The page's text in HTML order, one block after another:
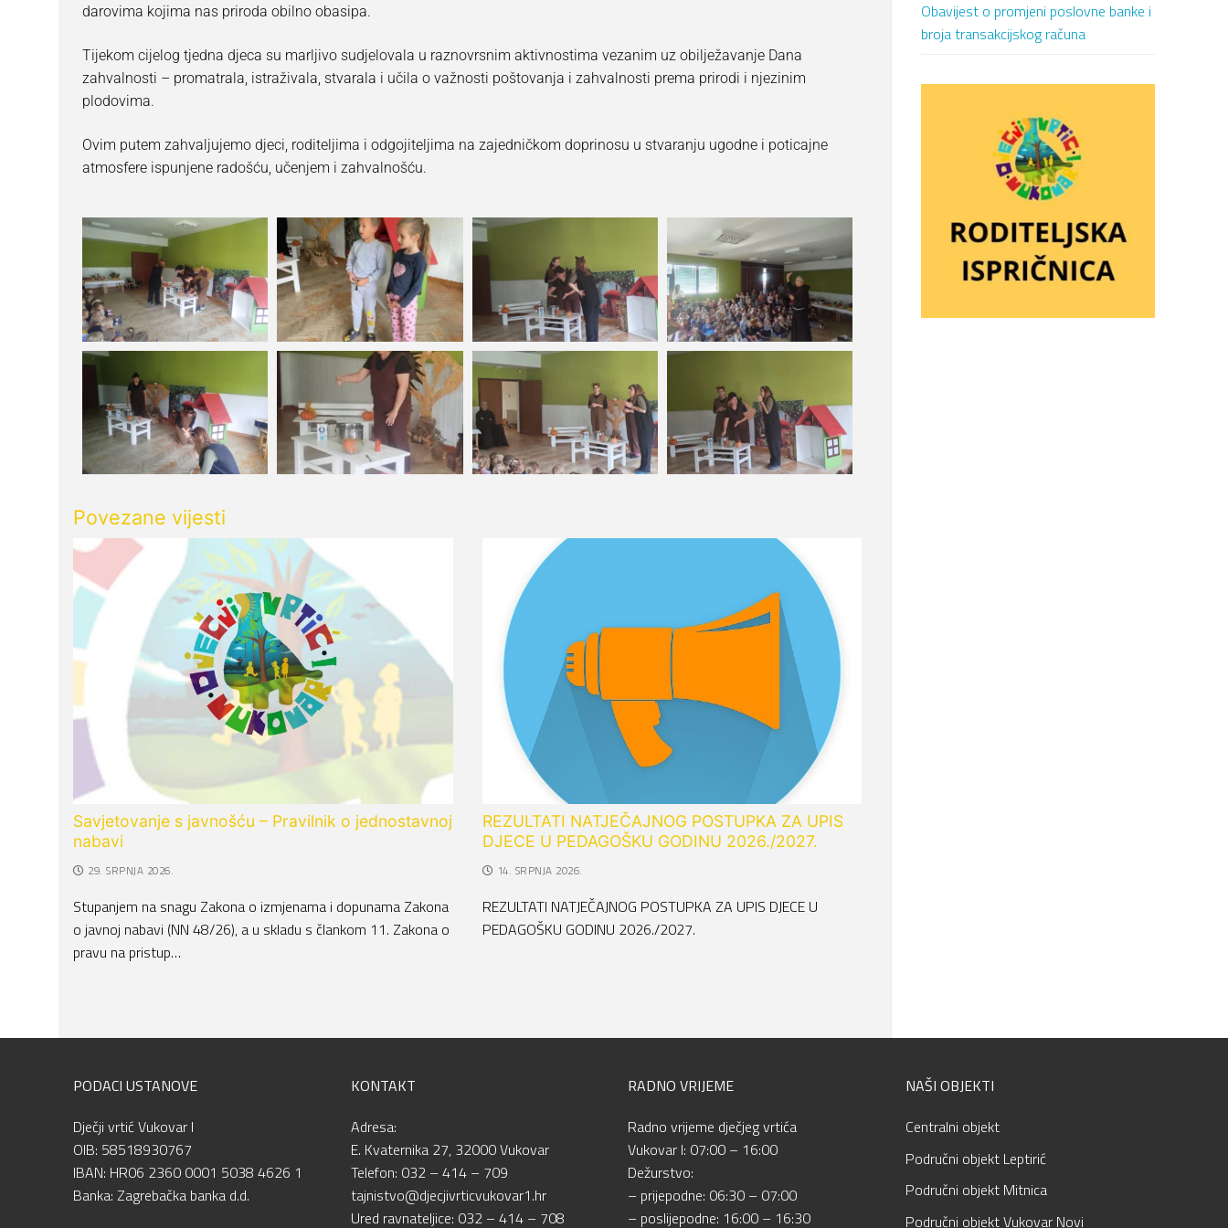
darovima kojima nas priroda obilno obasipa.
Tijekom cijelog tjedna djeca su marljivo sudjelovala u raznovrsnim aktivnostima vezanim uz obilježavanje Dana
zahvalnosti – promatrala, istraživala, stvarala i učila o važnosti poštovanja i zahvalnosti prema prirodi i njezinim
plodovima.
Ovim putem zahvaljujemo djeci, roditeljima i odgojiteljima na zajedničkom doprinosu u stvaranju ugodne i poticajne
atmosfere ispunjene radošću, učenjem i zahvalnošću.
Povezane vijesti
Savjetovanje s javnošću – Pravilnik o jednostavnoj
nabavi
29. SRPNJA 2026.
Stupanjem na snagu Zakona o izmjenama i dopunama Zakona
o javnoj nabavi (NN 48/26), a u skladu s člankom 11. Zakona o
pravu na pristup…
REZULTATI NATJEČAJNOG POSTUPKA ZA UPIS
DJECE U PEDAGOŠKU GODINU 2026./2027.
14. SRPNJA 2026.
REZULTATI NATJEČAJNOG POSTUPKA ZA UPIS DJECE U
PEDAGOŠKU GODINU 2026./2027.
Obavijest o promjeni poslovne banke i
broja transakcijskog računa
PODACI USTANOVE
Dječji vrtić Vukovar I
OIB: 58518930767
IBAN: HR06 2360 0001 5038 4626 1
Banka: Zagrebačka banka d.d.
KONTAKT
Adresa:
E. Kvaternika 27, 32000 Vukovar
Telefon: 032 – 414 – 709
tajnistvo@djecjivrticvukovar1.hr
Ured ravnateljice: 032 – 414 – 708
RADNO VRIJEME
Radno vrijeme dječjeg vrtića
Vukovar I: 07:00 – 16:00
Dežurstvo:
– prijepodne: 06:30 – 07:00
– poslijepodne: 16:00 – 16:30
NAŠI OBJEKTI
Centralni objekt
Područni objekt Leptirić
Područni objekt Mitnica
Područni objekt Vukovar Novi